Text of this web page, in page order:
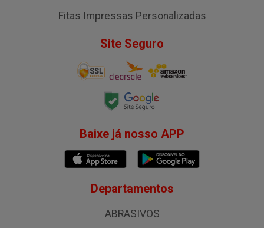
Fitas Impressas Personalizadas
Site Seguro
Baixe já nosso APP
Departamentos
ABRASIVOS